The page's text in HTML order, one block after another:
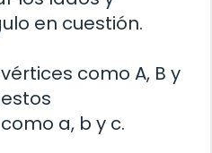
en cuestión.
como A, B y
a, b y c.